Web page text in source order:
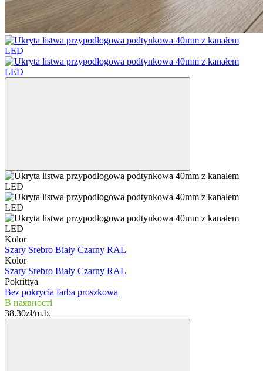
Kolor
Szary Srebro Biały Czarny RAL
Kolor
Szary Srebro Biały Czarny RAL
Pokrittya
Bez pokrycia farba proszkowa
В наявності
38.30zł/m.b.